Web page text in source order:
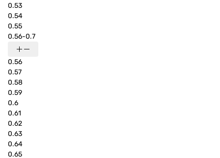
0.53
0.54
0.55
0.56-0.7
0.56
0.57
0.58
0.59
0.6
0.61
0.62
0.63
0.64
0.65